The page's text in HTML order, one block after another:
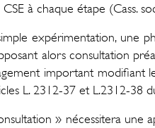
à chaque étape (Cass.
simple expérimentation, une
alors consultation
important modifiant
L. 2312-37 et L.2312-38
» nécessitera une